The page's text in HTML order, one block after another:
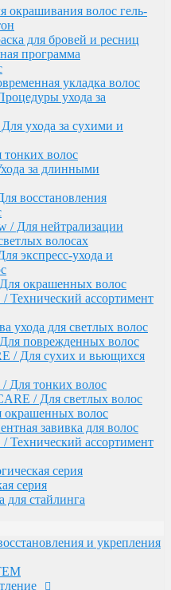
окрашенных волос
ассортимент
для светлых волос
поврежденных волос
/ Для сухих и вьющихся
тонких волос
/ Для светлых волос
волос
завивка для волос
ассортимент
серия
серия
для стайлинга
и укрепления
завивка
мыло, Крем для рук
защита
уход
работы сальных
уход за вьющимися
/ Для роста волос
blond
и восстановление
окрашивания волос гель-
для бровей и ресниц
программа
укладка волос
ухода за
ухода за сухими и
волос
за длинными
восстановления
/ Для нейтрализации
волосах
экспресс-ухода и
окрашенных волос
ассортимент
ухода для светлых волос
поврежденных волос
/ Для сухих и вьющихся
тонких волос
/ Для светлых волос
волос
завивка для волос
Технический ассортимент
серия
серия
для стайлинга
и укрепления